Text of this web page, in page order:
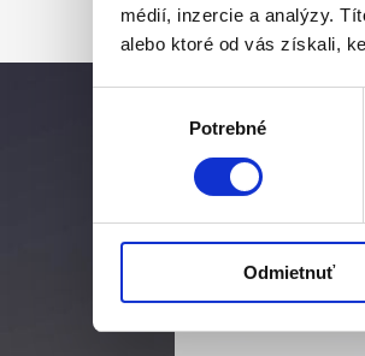
médií, inzercie a analýzy.
alebo ktoré od vás získali,
Potrebné
Odmietnuť